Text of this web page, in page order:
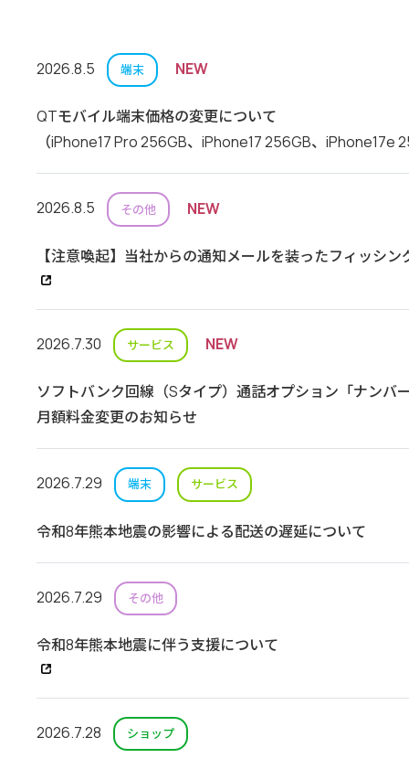
2026.8.5 端末 NEW
QTモバイル端末価格の変更について
（iPhone17 Pro 256GB、iPhone17 256GB、iPhone17e
2026.8.5 その他 NEW
【注意喚起】当社からの通知メールを装ったフィッシ
2026.7.30 サービス NEW
ソフトバンク回線（Sタイプ）通話オプション「ナンバ
月額料金変更のお知らせ
2026.7.29 端末 サービス
令和8年熊本地震の影響による配送の遅延について
2026.7.29 その他
令和8年熊本地震に伴う支援について
2026.7.28 ショップ